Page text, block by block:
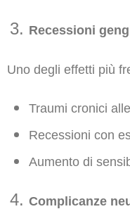
Recessioni
Uno degli effetti più
Traumi cronici
Recessioni con
Aumento di
Complicanze